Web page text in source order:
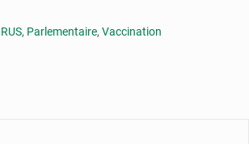
, Parlementaire, Vaccination